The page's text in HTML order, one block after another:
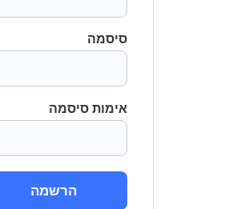
סיסמה
אימות סיסמה
הרשמה